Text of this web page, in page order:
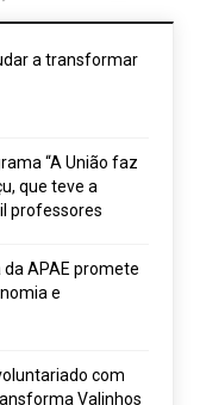
a transformar
“A União faz
que teve a
professores
APAE promete
e
com
Valinhos